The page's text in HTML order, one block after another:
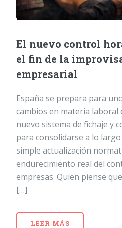
El nuevo control
el fin de la
empresarial
España se prepara para
cambios en materia laboral
nuevo sistema de fichaje y
para consolidarse a lo
simple actualización
endurecimiento real del
empresas. Quien piense
[…]
LEER MÁS